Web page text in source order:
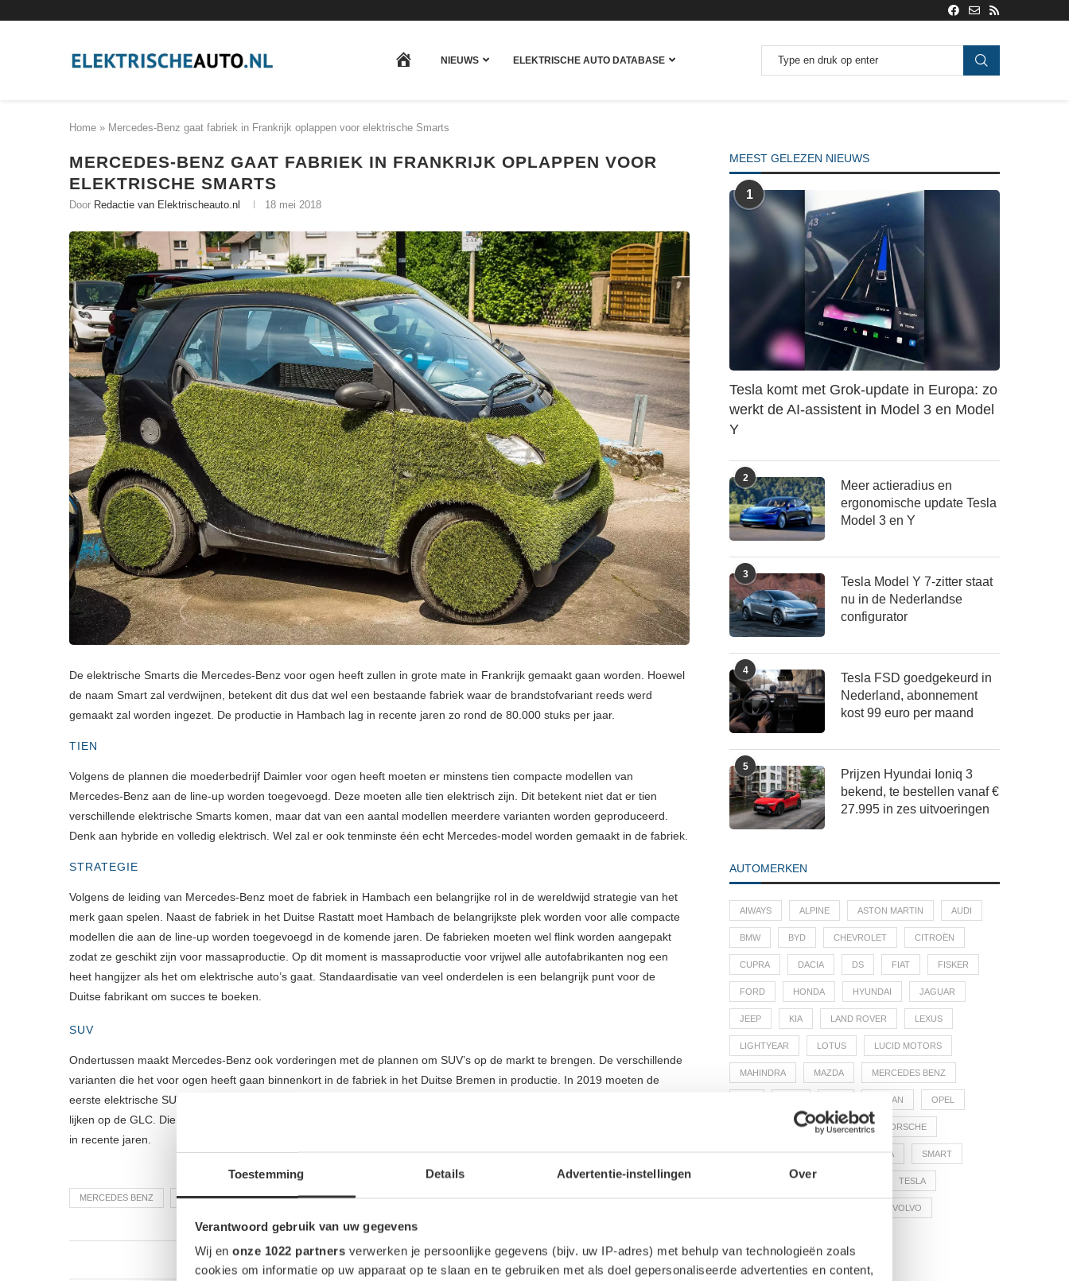
Toestemming Details Advertentie-instellingen Over
Verantwoord gebruik van uw gegevens
Wij en onze 1022 partners verwerken je persoonlijke gegevens (bijv. uw IP-adres) met behulp van technologieën zoals
cookies om informatie op uw apparaat op te slaan en te gebruiken met als doel gepersonaliseerde advertenties en content,
HOMENIEUWS ELEKTRISCHE AUTO DATABASE
Home » Mercedes-Benz gaat fabriek in Frankrijk oplappen voor elektrische Smarts
MERCEDES-BENZ GAAT FABRIEK IN FRANKRIJK OPLAPPEN VOOR
ELEKTRISCHE SMARTS
Door Redactie van Elektrischeauto.nl 18 mei 2018
De elektrische Smarts die Mercedes-Benz voor ogen heeft zullen in grote mate in Frankrijk gemaakt gaan worden. Hoewel
de naam Smart zal verdwijnen, betekent dit dus dat wel een bestaande fabriek waar de brandstofvariant reeds werd
gemaakt zal worden ingezet. De productie in Hambach lag in recente jaren zo rond de 80.000 stuks per jaar.
TIEN
Volgens de plannen die moederbedrijf Daimler voor ogen heeft moeten er minstens tien compacte modellen van
Mercedes-Benz aan de line-up worden toegevoegd. Deze moeten alle tien elektrisch zijn. Dit betekent niet dat er tien
verschillende elektrische Smarts komen, maar dat van een aantal modellen meerdere varianten worden geproduceerd.
Denk aan hybride en volledig elektrisch. Wel zal er ook tenminste één echt Mercedes-model worden gemaakt in de fabriek.
STRATEGIE
Volgens de leiding van Mercedes-Benz moet de fabriek in Hambach een belangrijke rol in de wereldwijd strategie van het
merk gaan spelen. Naast de fabriek in het Duitse Rastatt moet Hambach de belangrijkste plek worden voor alle compacte
modellen die aan de line-up worden toegevoegd in de komende jaren. De fabrieken moeten wel flink worden aangepakt
zodat ze geschikt zijn voor massaproductie. Op dit moment is massaproductie voor vrijwel alle autofabrikanten nog een
heet hangijzer als het om elektrische auto’s gaat. Standaardisatie van veel onderdelen is een belangrijk punt voor de
Duitse fabrikant om succes te boeken.
SUV
Ondertussen maakt Mercedes-Benz ook vorderingen met de plannen om SUV’s op de markt te brengen. De verschillende
varianten die het voor ogen heeft gaan binnenkort in de fabriek in het Duitse Bremen in productie. In 2019 moeten de
eerste elektrische SUV’s dan in de showrooms staan. De EDQ, zoals de elektrisch SUV gaat heten, moet in grote mate
lijken op de GLC. Die auto heeft het op dit moment in de line-up en is één van de beter verkopende modellen van het merk
in recente jaren.
MERCEDES BENZ SMART
1
MEEST GELEZEN NIEUWS
1
Tesla komt met Grok-update in Europa: zo
werkt de AI-assistent in Model 3 en Model
Y
2
Meer actieradius en
ergonomische update Tesla
Model 3 en Y
3
Tesla Model Y 7-zitter staat
nu in de Nederlandse
configurator
4
Tesla FSD goedgekeurd in
Nederland, abonnement
kost 99 euro per maand
5
Prijzen Hyundai Ioniq 3
bekend, te bestellen vanaf €
27.995 in zes uitvoeringen
AUTOMERKEN
AIWAYS ALPINE ASTON MARTIN AUDI
BMW BYD CHEVROLET CITROËN
CUPRA DACIA DS FIAT FISKER
FORD HONDA HYUNDAI JAGUAR
JEEP KIA LAND ROVER LEXUS
LIGHTYEAR LOTUS LUCID MOTORS
MAHINDRA MAZDA MERCEDES BENZ
NISSAN OPEL
POLESTAR PORSCHE
SKODA SMART
SONO MOTORS TESLA
VOLVO